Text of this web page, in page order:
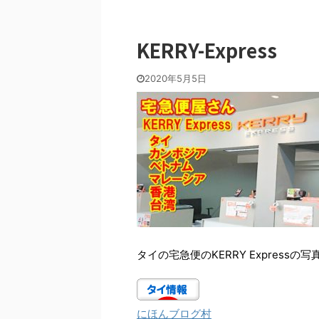
KERRY-Express
2020年5月5日
タイの宅急便のKERRY Expressの写
にほんブログ村